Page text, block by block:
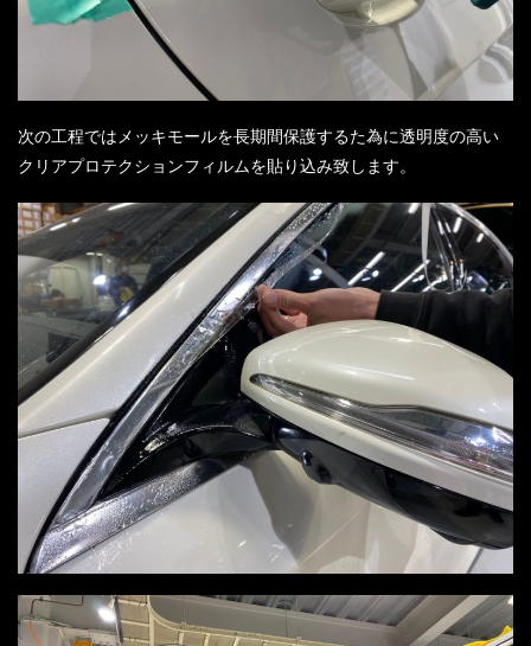
次の工程ではメッキモールを長期間保護するた為に透明度の高い
クリアプロテクションフィルムを貼り込み致します。